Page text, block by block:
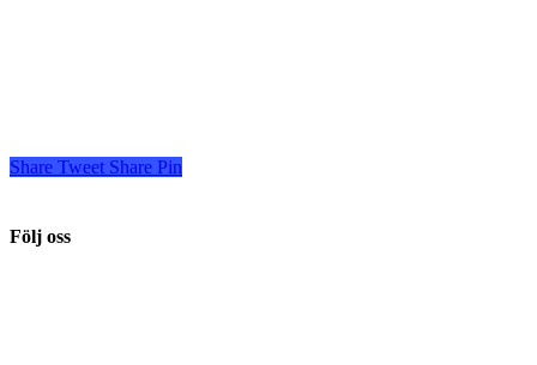
Share Tweet Share Pin
Följ oss